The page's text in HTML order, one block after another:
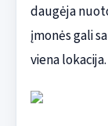
daugėja
įmonės gali
viena lokacija.